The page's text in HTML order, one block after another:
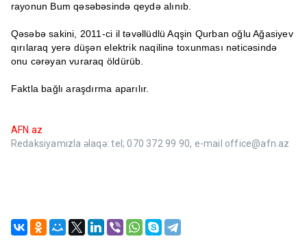
rayonun Bum qəsəbəsində qeydə alınıb.
Qəsəbə sakini, 2011-ci il təvəllüdlü Aqşin Qurban oğlu Ağasiyev
qırılaraq yerə düşən elektrik naqilinə toxunması nəticəsində
onu cərəyan vuraraq öldürüb.
Faktla bağlı araşdırma aparılır.
AFN.az
Redaksiyamızla əlaqə: tel; 070 372 99 90, e-mail office@afn.az